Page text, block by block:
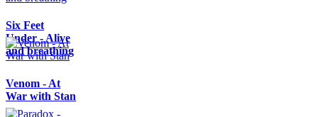
Six Feet
Under - Alive
and breathing
Venom - At
War with Stan